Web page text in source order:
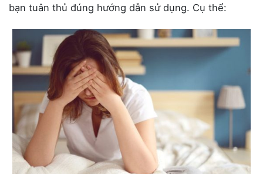
bạn tuân thủ đúng hướng dẫn sử dụng. Cụ thể: